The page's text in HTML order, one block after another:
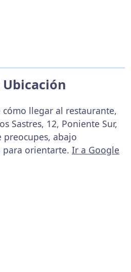
Ubicación
cómo llegar al restaurante,
Sastres, 12, Poniente Sur,
preocupes, abajo
para orientarte. Ir a Google